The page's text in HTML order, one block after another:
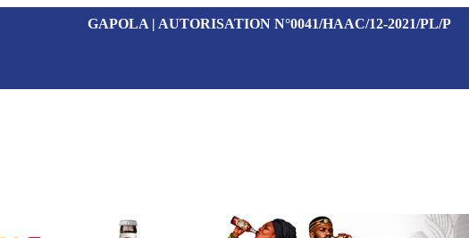
GAPOLA | AUTORISATION N°0041/HAAC/12-2021/PL/P